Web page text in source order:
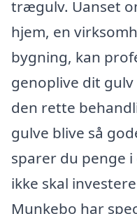
trægulv. Uanset
hjem, en
bygning, kan
genoplive dit
den rette
gulve blive så
sparer du penge
ikke skal
Munkebo har